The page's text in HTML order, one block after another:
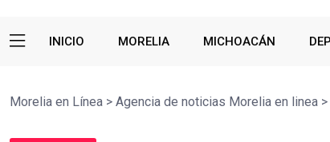
INICIO MORELIA MICHOACÁN
Morelia en Línea > Agencia de noticias Morelia en linea >